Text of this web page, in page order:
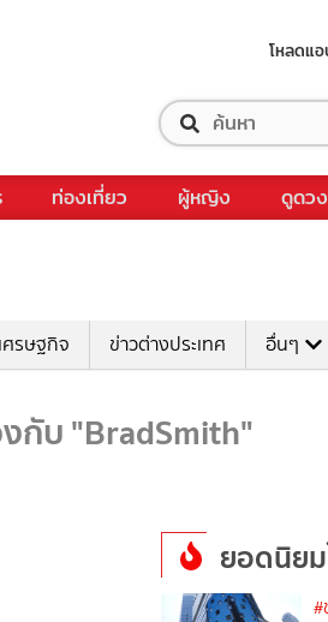
โหลดแ
ท่องเที่ยว ผู้หญิง ดูดวง
ศรษฐกิจ ข่าวต่างประเทศ อื่นๆ
กับ "BradSmith"
ยอดนิย
#